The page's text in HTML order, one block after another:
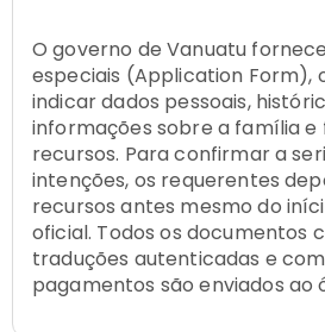
O governo de Vanuatu
especiais (Application Form),
indicar dados pessoais,
informações sobre a família e
recursos. Para confirmar a
intenções, os requerentes
recursos antes mesmo do
oficial. Todos os documentos
traduções autenticadas e
pagamentos são enviados ao